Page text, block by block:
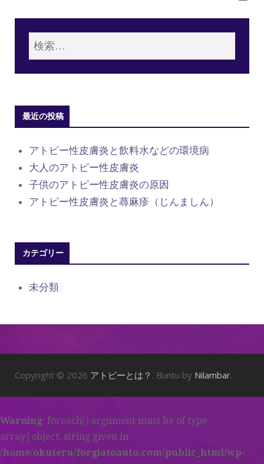
最近の投稿
アトピー性皮膚炎と飲料水などの環境病
大人のアトピー性皮膚炎
子供のアトピー性皮膚炎の原因
アトピー性皮膚炎と蕁麻疹（じんましん）
カテゴリー
未分類
Copyright © 2026 アトピーとは？ . Buntu by Nilambar.
Warning: foreach() argument must be of type
array|object, string given in
/home/okuteru/forgiatoauto.com/public_html/wp-